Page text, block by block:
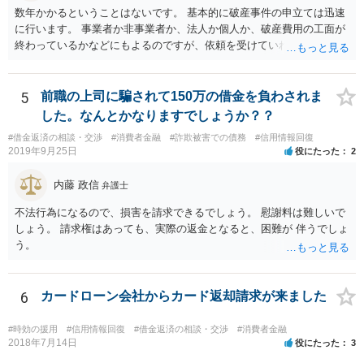
場合が多いです。もっとも，手続き終了後，新たに事業を行うことは
できます。 ・個人再生・破産ともに，裁判所で手続きを進める際に官
報に掲載されます。そのため，第三者に知られる可能性はゼロではあ
りませんが，官報をチェックしている人はほとんどいないと思われる
ため，知られる可能性は低いと思います。なお，戸籍などに載るので
はないかと心配される方がおられますが，そのようなことはありませ
ん。 ＜個人再生のデメリット＞ ・借金が減額されるとはいえ，３年～
５年間は返済を継続する必要がある。 ・所有している財産の価値が大
きい場合，借金が減らない場合がある。 ＜自己破産のデメリット＞ ・
借金の理由が問われ，場合によっては破産が認められない。 ・所有し
きない。 【③の回答】 ３０万円～６０万円程度かと思います。 弁護
て支払いのスケジュールを決めます。 なお，ご依頼後は借金を返済す
る必要はなくなるため，借金の返済に充てていた分を弁護士費用に充
てることが可能です。 【④の回答】 手続上の注意点が多いため，ご自
とをお勧めします。
数年かかるということはないです。 基本的に破産事件の申立ては迅速
に行います。 事業者か非事業者か、法人か個人か、破産費用の工面が
終わっているかなどにもよるのですが、依頼を受けていれば責任が発
険信号・異常信号と思って頂いて結構です。 もし、新しく依頼をされ
る場合は、 スケジュール感を確認してみてください。 ①●月●日受任
通知発送→②１～２か月で返答かえってくる。報告書作成しはじめる
→③さらに１カ月程度をめどに裁判所に破産申立て など教えてくれる
と思います（個人破産で破産費用も確保できている場合の例示なの
で、法人や積み立てが必要な場合はまた変わります。）
5
前職の上司に騙されて150万の借金を負わされま
した。なんとかなりますでしょうか？？
#借金返済の相談・交渉 #消費者金融 #詐欺被害での債務 #信用情報回復
2019年9月25日 役にたった 2
内藤 政信 弁護士
不法行為になるので、損害を請求できるでしょう。 慰謝料は難しいで
しょう。 請求権はあっても、実際の返金となると、困難が 伴うでしょ
う。
6 カードローン会社からカード返却請求が来ました
#時効の援用 #信用情報回復 #借金返済の相談・交渉 #消費者金融
2018年7月14日 役にたった 3